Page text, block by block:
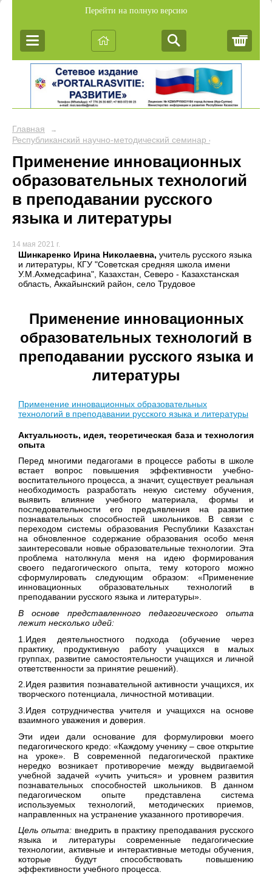
Перейти на полную версию
Главная →
Республиканский научно-методический семинар «Обобщение
Применение инновационных
образовательных технологий
в преподавании русского
языка и литературы
14 мая 2021 г.
Шинкаренко Ирина Николаевна, учитель русского языка
и литературы, КГУ "Советская средняя школа имени
У.М.Ахмедсафина", Казахстан, Северо - Казахстанская
область, Аккайынский район, село Трудовое
Применение инновационных
образовательных технологий в
преподавании русского языка и
литературы
Применение инновационных образовательных
технологий в преподавании русского языка и литературы
Актуальность, идея, теоретическая база и технология
опыта
Перед многими педагогами в процессе работы в школе
встает вопрос повышения эффективности учебно-
воспитательного процесса, а значит, существует реальная
необходимость разработать некую систему обучения,
выявить влияние учебного материала, формы и
последовательности его предъявления на развитие
познавательных способностей школьников. В связи с
переходом системы образования Республики Казахстан
на обновленное содержание образования особо меня
заинтересовали новые образовательные технологии. Эта
проблема натолкнула меня на идею формирования
своего педагогического опыта, тему которого можно
сформулировать следующим образом: «Применение
инновационных образовательных технологий в
преподавании русского языка и литературы».
В основе представленного педагогического опыта
лежит несколько идей:
1.Идея деятельностного подхода (обучение через
практику, продуктивную работу учащихся в малых
группах, развитие самостоятельности учащихся и личной
ответственности за принятие решений).
2.Идея развития познавательной активности учащихся, их
творческого потенциала, личностной мотивации.
3.Идея сотрудничества учителя и учащихся на основе
взаимного уважения и доверия.
Эти идеи дали основание для формулировки моего
педагогического кредо: «Каждому ученику – свое открытие
на уроке». В современной педагогической практике
нередко возникает противоречие между выдвигаемой
учебной задачей «учить учиться» и уровнем развития
познавательных способностей школьников. В данном
педагогическом опыте представлена система
используемых технологий, методических приемов,
направленных на устранение указанного противоречия.
Цель опыта: внедрить в практику преподавания русского
языка и литературы современные педагогические
технологии, активные и интерактивные методы обучения,
которые будут способствовать повышению
эффективности учебного процесса.